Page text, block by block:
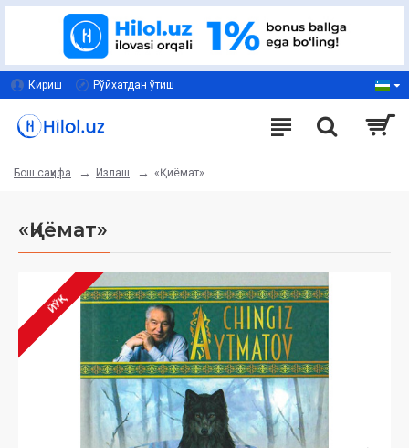
Кириш Рўйхатдан ўтиш
Бош саҳифа Излаш «Қиёмат»
«Қиёмат»
ЙЎҚ